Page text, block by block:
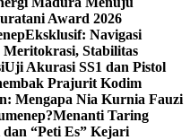
Award 2026
Eksklusif: Navigasi
Stabilitas
Uji Akurasi SS1 dan Pistol
Prajurit Kodim
Mengapa Nia Kurnia Fauzi
Menanti Taring
“Peti Es” Kejari